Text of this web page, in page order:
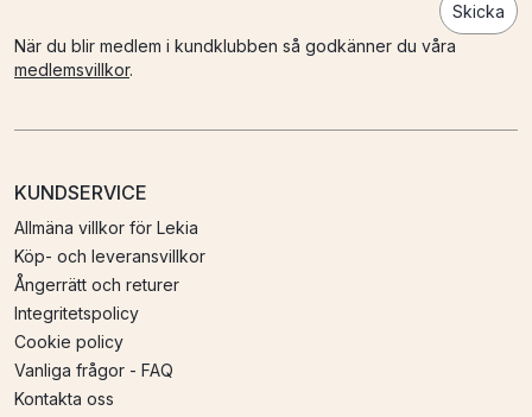
Skicka
När du blir medlem i kundklubben så godkänner du våra
medlemsvillkor.
KUNDSERVICE
Allmäna villkor för Lekia
Köp- och leveransvillkor
Ångerrätt och returer
Integritetspolicy
Cookie policy
Vanliga frågor - FAQ
Kontakta oss